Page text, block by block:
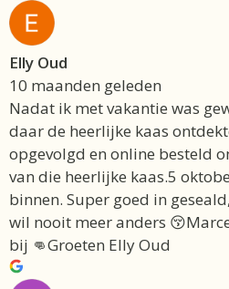
Elly Oud
10 maanden geleden
Nadat ik met vakantie was
daar de heerlijke kaas
opgevolgd en online besteld
van die heerlijke kaas.5
binnen. Super goed in
wil nooit meer anders
bij 👊Groeten Elly Oud